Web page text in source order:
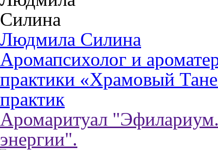
Людмила Силина
Аромапсихолог и
практики «Храмовый
практик
Аромаритуал
энергии".